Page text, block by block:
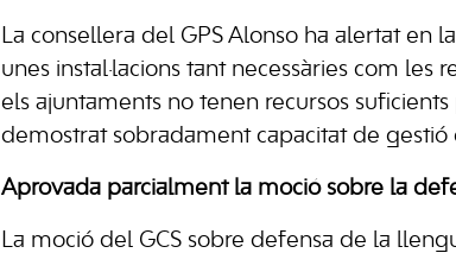
La consellera del GPS Alonso ha alertat en
unes instal·lacions tant necessàries com
els ajuntaments no tenen recursos
demostrat sobradament capacitat de gestió
Aprovada parcialment la moció sobre la
La moció del GCS sobre defensa de la